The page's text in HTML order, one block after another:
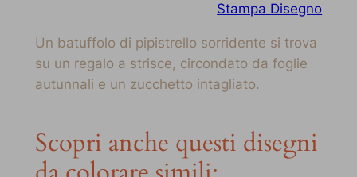
Stampa Disegno
Un batuffolo di pipistrello sorridente si trova
su un regalo a strisce, circondato da foglie
autunnali e un zucchetto intagliato.
Scopri anche questi disegni